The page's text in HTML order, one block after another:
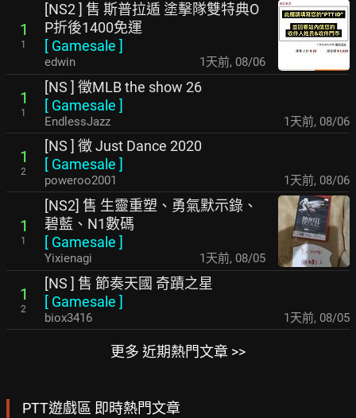
1
1
[NS2 ] 售 斯普拉遁 塗擊隊雙特典O
P折後1400免運
[ Gamesale ]
edwin 1天前, 08/06
1
1
[NS ] 徵MLB the show 26
[ Gamesale ]
EndlessJazz 1天前, 08/06
1
2
[NS ] 徵 Just Dance 2020
[ Gamesale ]
poweroo2001 1天前, 08/06
1
1
[NS2] 售 生靈重塑、勇氣默示錄、
碧藍、N1數碼
[ Gamesale ]
Yixienagi 1天前, 08/05
1
2
[NS ] 售 節奏天國 奇蹟之星
[ Gamesale ]
biox3416 1天前, 08/05
更多 近期熱門文章 >>
PTT遊戲區 即時熱門文章